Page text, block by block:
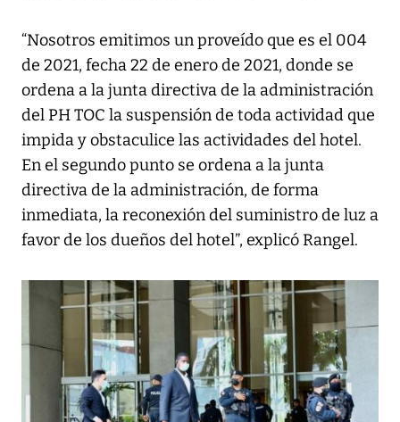
“Nosotros emitimos un proveído que es el 004
de 2021, fecha 22 de enero de 2021, donde se
ordena a la junta directiva de la administración
del PH TOC la suspensión de toda actividad que
impida y obstaculice las actividades del hotel.
En el segundo punto se ordena a la junta
directiva de la administración, de forma
inmediata, la reconexión del suministro de luz a
favor de los dueños del hotel”, explicó Rangel.